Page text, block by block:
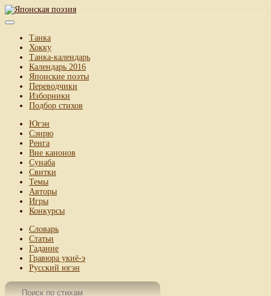
Танка
Хокку
Танка-календарь
Календарь 2016
Японские поэты
Переводчики
Изборники
Подбор стихов
Югэн
Сэнрю
Ренга
Вне канонов
Сунаба
Свитки
Темы
Авторы
Игры
Конкурсы
Словарь
Статьи
Гадание
Гравюра укиё-э
Русский югэн